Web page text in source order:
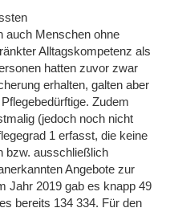
auch Menschen ohne
Alltagskompetenz als
hatten zuvor zwar
erhalten, galten aber
Zudem
(jedoch noch nicht
1 erfasst, die keine
bzw. ausschließlich
Angebote zur
Jahr 2019 gab es knapp 49
bereits 134 334. Für den